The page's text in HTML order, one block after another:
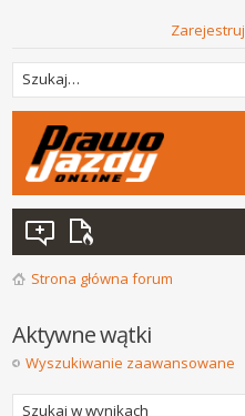
Zarejestruj
Strona główna forum
Aktywne wątki
Wyszukiwanie zaawansowane